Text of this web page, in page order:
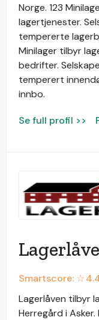
Norge. 123
lagertjenester.
tempererte
Minilager tilbyr
bedrifter.
temperert
innbo.
Se full profil >>
Smartscore: ☆
Lagerlåven tilbyr
Herregård i